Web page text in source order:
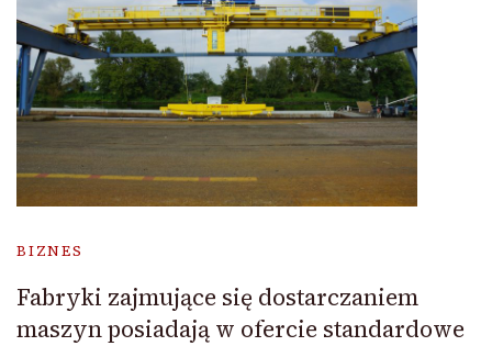
BIZNES
Fabryki zajmujące się dostarczaniem
maszyn posiadają w ofercie standardowe